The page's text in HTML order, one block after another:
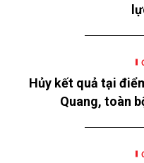
Hủy kết quả tại
Quang, toàn